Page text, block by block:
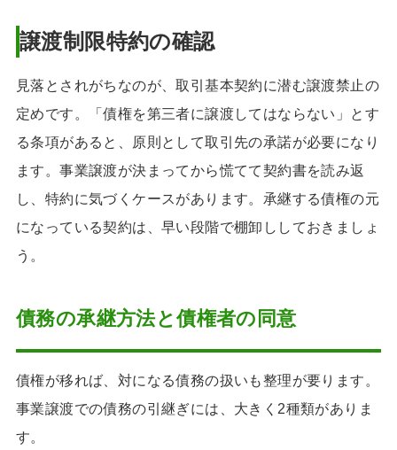
譲渡制限特約の確認
見落とされがちなのが、取引基本契約に潜む譲渡禁止の
定めです。「債権を第三者に譲渡してはならない」とす
る条項があると、原則として取引先の承諾が必要になり
ます。事業譲渡が決まってから慌てて契約書を読み返
し、特約に気づくケースがあります。承継する債権の元
になっている契約は、早い段階で棚卸ししておきましょ
う。
債務の承継方法と債権者の同意
債権が移れば、対になる債務の扱いも整理が要ります。
事業譲渡での債務の引継ぎには、大きく2種類がありま
す。